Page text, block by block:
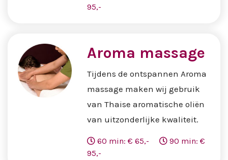
95,-
Aroma massage
Tijdens de ontspannen Aroma
massage maken wij gebruik
van Thaise aromatische oliën
van uitzonderlijke kwaliteit.
60 min: € 65,-
90 min: €
95,-